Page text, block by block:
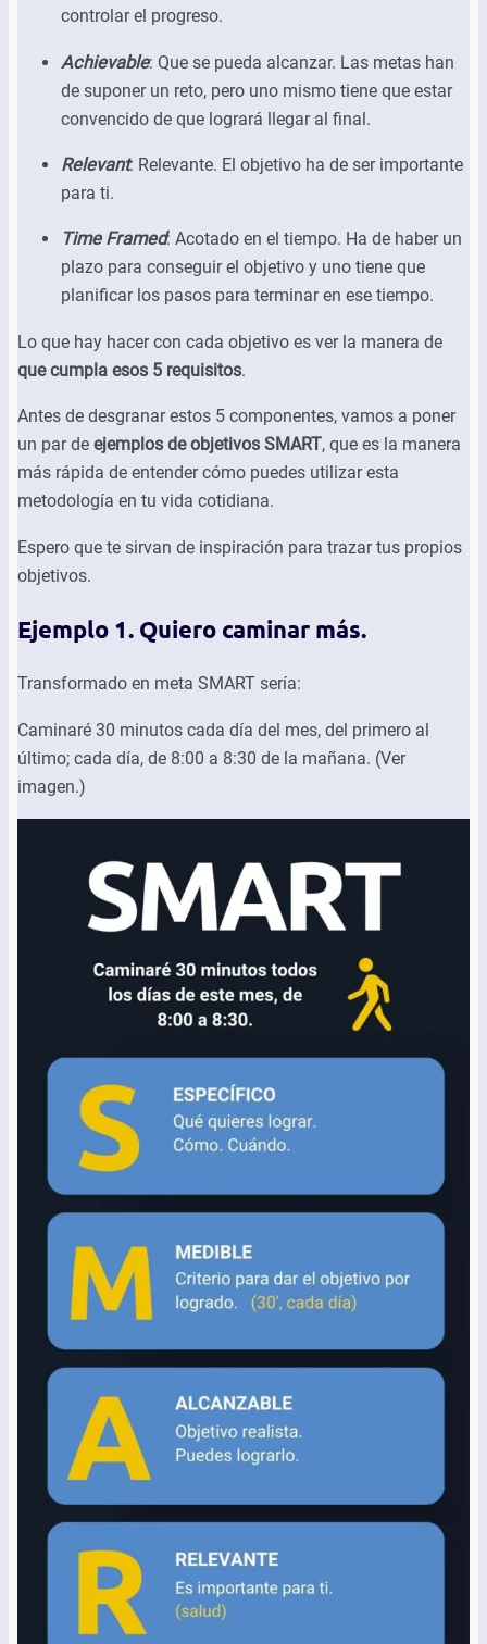
controlar el progreso.
Achievable: Que se pueda alcanzar. Las metas han
de suponer un reto, pero uno mismo tiene que estar
convencido de que logrará llegar al final.
Relevant: Relevante. El objetivo ha de ser importante
para ti.
Time Framed: Acotado en el tiempo. Ha de haber un
plazo para conseguir el objetivo y uno tiene que
planificar los pasos para terminar en ese tiempo.
Lo que hay hacer con cada objetivo es ver la manera de
que cumpla esos 5 requisitos.
Antes de desgranar estos 5 componentes, vamos a poner
un par de ejemplos de objetivos SMART, que es la manera
más rápida de entender cómo puedes utilizar esta
metodología en tu vida cotidiana.
Espero que te sirvan de inspiración para trazar tus propios
objetivos.
Ejemplo 1. Quiero caminar más.
Transformado en meta SMART sería:
Caminaré 30 minutos cada día del mes, del primero al
último; cada día, de 8:00 a 8:30 de la mañana. (Ver
imagen.)